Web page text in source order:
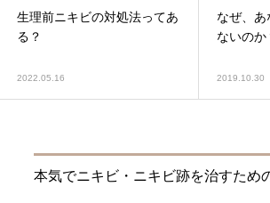
生理前ニキビの対処法ってあ
る？
2022.05.16
なぜ、あ
ないのか
2019.10.30
本気でニキビ・ニキビ跡を治すため